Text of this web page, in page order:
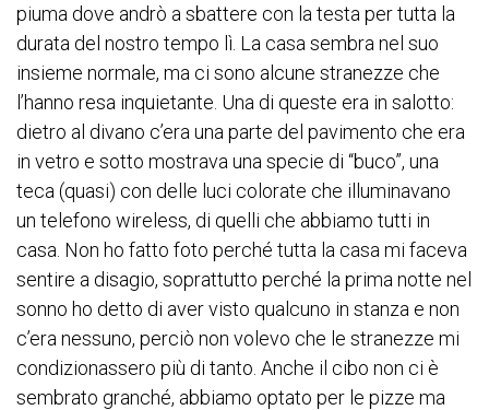
piuma dove andrò a sbattere con la testa per tutta la
durata del nostro tempo lì. La casa sembra nel suo
insieme normale, ma ci sono alcune stranezze che
l’hanno resa inquietante. Una di queste era in salotto:
dietro al divano c’era una parte del pavimento che era
in vetro e sotto mostrava una specie di “buco”, una
teca (quasi) con delle luci colorate che illuminavano
un telefono wireless, di quelli che abbiamo tutti in
casa. Non ho fatto foto perché tutta la casa mi faceva
sentire a disagio, soprattutto perché la prima notte nel
sonno ho detto di aver visto qualcuno in stanza e non
c’era nessuno, perciò non volevo che le stranezze mi
condizionassero più di tanto. Anche il cibo non ci è
sembrato granché, abbiamo optato per le pizze ma